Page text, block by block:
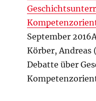
September
Körber, Andreas
Debatte über